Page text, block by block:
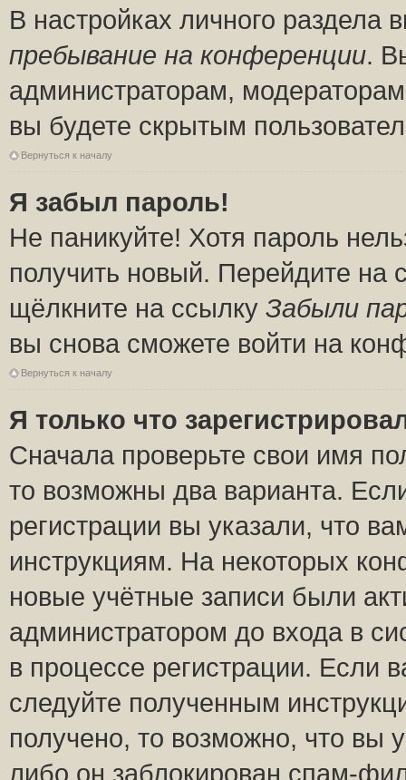
В настройках личного
пребывание на конференции.
администраторам,
вы будете скрытым
Вернуться к началу
Я забыл пароль!
Не паникуйте! Хотя пароль
получить новый. Перейдите на
щёлкните на ссылку Забыли
вы снова сможете войти на
Вернуться к началу
Я только что
Сначала проверьте свои имя
то возможны два варианта.
регистрации вы указали, что
инструкциям. На некоторых
новые учётные записи были
администратором до входа в
в процессе регистрации.
следуйте полученным
получено, то возможно, что вы
либо он заблокирован спам-